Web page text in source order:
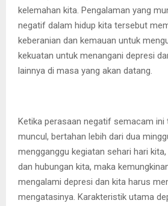
kelemahan kita. Pengalaman yang
negatif dalam hidup kita tersebut
keberanian dan kemauan untuk
kekuatan untuk menangani depresi
lainnya di masa yang akan datang.
Ketika perasaan negatif semacam ini
muncul, bertahan lebih dari dua
mengganggu kegiatan sehari hari
dan hubungan kita, maka
mengalami depresi dan kita harus
mengatasinya. Karakteristik utama